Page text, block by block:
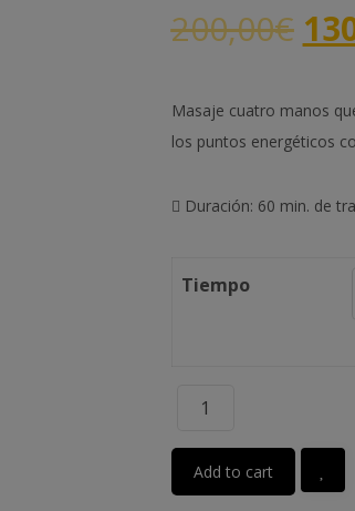
200,00€
Masaje cuatro manos
los puntos energéticos
Duración: 60 min. de
Tiempo
Add to cart